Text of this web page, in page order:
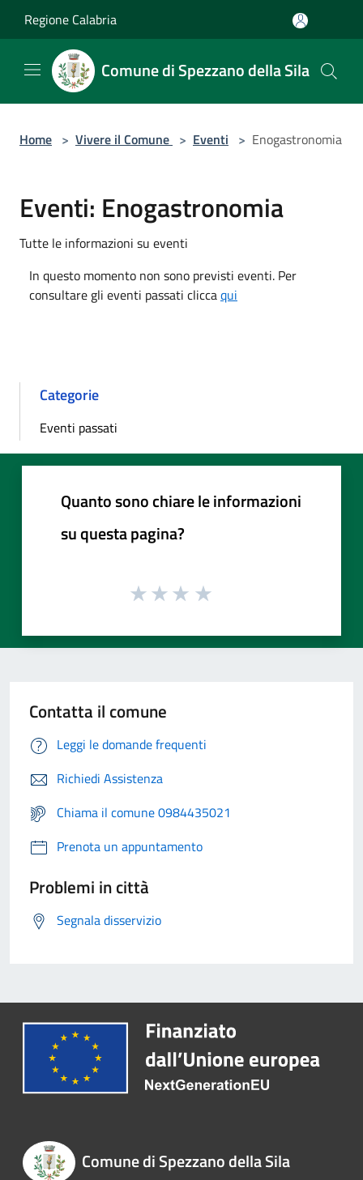
Regione Calabria
Comune di Spezzano della Sila
Home > Vivere il Comune > Eventi > Enogastronomia
Eventi: Enogastronomia
Tutte le informazioni su eventi
In questo momento non sono previsti eventi. Per
consultare gli eventi passati cliccaqui
Categorie
Eventi passati
Quanto sono chiare le informazioni
su questa pagina?
Contatta il comune
Leggi le domande frequenti
Richiedi Assistenza
Chiama il comune 0984435021
Prenota un appuntamento
Problemi in città
Segnala disservizio
Comune di Spezzano della Sila